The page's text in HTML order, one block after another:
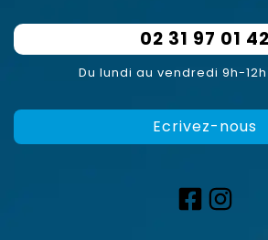
02 31 97 01 42
Du lundi au vendredi 9h-12h
Ecrivez-nous